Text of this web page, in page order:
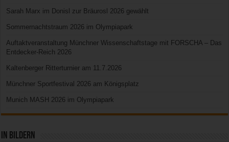
Sarah Marx im Donisl zur Bräurosl 2026 gewählt
Sommernachtstraum 2026 im Olympiapark
Auftaktveranstaltung Münchner Wissenschaftstage mit FORSCHA – Das
Entdecker-Reich 2026
Kaltenberger Ritterturnier am 11.7.2026
Münchner Sportfestival 2026 am Königsplatz
Munich MASH 2026 im Olympiapark
In Bildern